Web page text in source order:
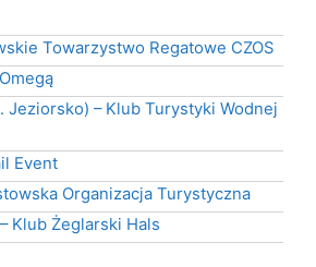
Towarzystwo Regatowe CZOS
Jeziorsko) – Klub Turystyki Wodnej
Event
Organizacja Turystyczna
Klub Żeglarski Hals